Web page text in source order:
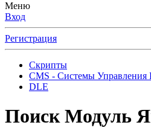
Меню
Вход
Регистрация
Скрипты
CMS - Системы Управления
DLE
Поиск Модуль